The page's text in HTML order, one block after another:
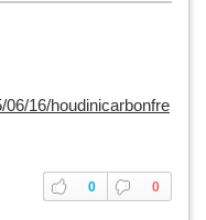
16/houdinicarbonfre
0 0